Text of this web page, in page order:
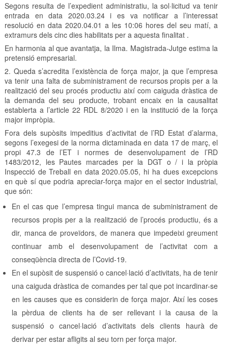
Segons resulta de l’expedient administratiu, la sol·licitud va tenir
entrada en data 2020.03.24 i es va notificar a l’interessat
resolució en data 2020.04.01 a les 10:06 hores del seu matí, a
extramurs dels cinc dies habilitats per a aquesta finalitat .
En harmonia al que avantatja, la Ilma. Magistrada-Jutge estima la
pretensió empresarial.
2. Queda s’acredita l’existència de força major, ja que l’empresa
va tenir una falta de subministrament de recursos propis per a la
realització del seu procés productiu així com caiguda dràstica de
la demanda del seu producte, trobant encaix en la causalitat
establerta a l’article 22 RDL 8/2020 i en la institució de la força
major impròpia.
Fora dels supòsits impeditius d’activitat de l’RD Estat d’alarma,
segons l’exegesi de la norma dictaminada en data 17 de març, el
propi 47.3 de l’ET i normes de desenvolupament de l’RD
1483/2012, les Pautes marcades per la DGT o / i la pròpia
Inspecció de Treball en data 2020.05.05, hi ha dues excepcions
en què sí que podria apreciar-força major en el sector industrial,
que són:
En el cas que l’empresa tingui manca de subministrament de
recursos propis per a la realització de l’procés productiu, és a
dir, manca de proveïdors, de manera que impedeixi greument
continuar amb el desenvolupament de l’activitat com a
conseqüència directa de l’Covid-19.
En el supòsit de suspensió o cancel·lació d’activitats, ha de tenir
una caiguda dràstica de comandes per tal que pot incardinar-se
en les causes que es considerin de força major. Així les coses
la pèrdua de clients ha de ser rellevant i la causa de la
suspensió o cancel·lació d’activitats dels clients haurà de
derivar per estar afligits al seu torn per força major.